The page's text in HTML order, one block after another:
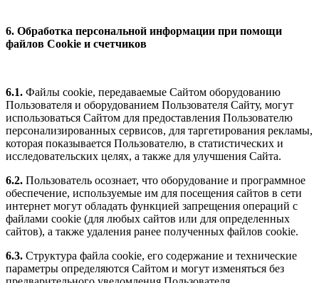
6. Обработка персональной информации при помощи
файлов Cookie и счетчиков
6.1. Файлы cookie, передаваемые Сайтом оборудованию
Пользователя и оборудованием Пользователя Сайту, могут
использоваться Сайтом для предоставления Пользователю
персонализированных сервисов, для таргетирования рекламы,
которая показывается Пользователю, в статистических и
исследовательских целях, а также для улучшения Сайта.
6.2. Пользователь осознает, что оборудование и программное
обеспечение, используемые им для посещения сайтов в сети
интернет могут обладать функцией запрещения операций с
файлами cookie (для любых сайтов или для определенных
сайтов), а также удаления ранее полученных файлов cookie.
6.3. Структура файла cookie, его содержание и технические
параметры определяются Сайтом и могут изменяться без